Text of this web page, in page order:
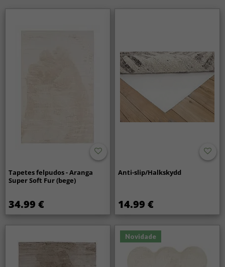
Tapetes felpudos - Aranga
Super Soft Fur (bege)
34.99 €
Anti-slip/Halkskydd
14.99 €
Novidade